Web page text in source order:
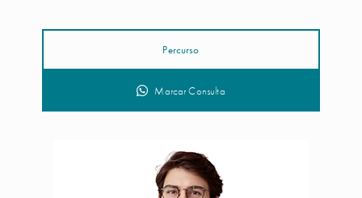
Percurso
Marcar Consulta